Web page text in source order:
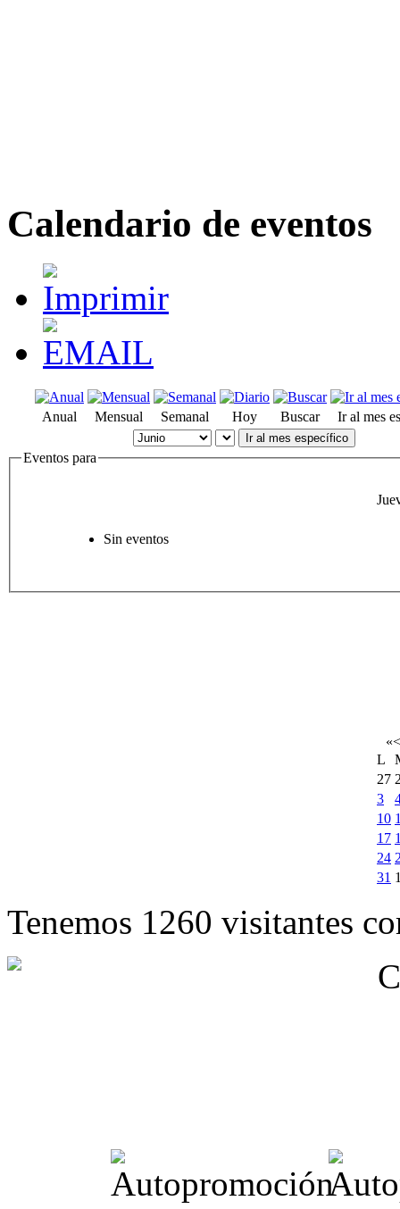
Calendario de eventos
Anual Mensual Semanal Hoy Buscar Ir al mes
Ir al mes específico
Eventos para
Sin eventos
«<
L
27
3
10
17
24
31
Tenemos 1260 visitantes